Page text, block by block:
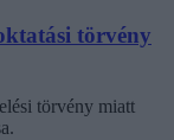
törvény
törvény miatt